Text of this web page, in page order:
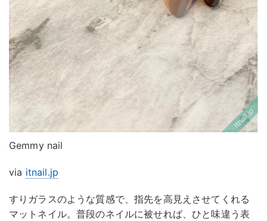
Gemmy nail
via itnail.jp
すりガラスのような質感で、指先を高見えさせてくれる
マットネイル。普段のネイルに被せれば、ひと味違う表